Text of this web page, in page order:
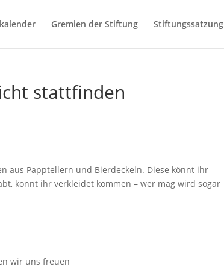
Gremien der Stiftung Stiftungssatzung
stattfinden
aus Papptellern und Bierdeckeln. Diese könnt ihr
könnt ihr verkleidet kommen – wer mag wird sogar
wir uns freuen